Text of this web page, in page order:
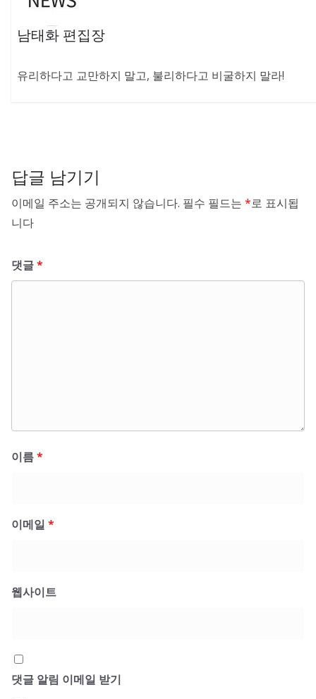
남태화 편집장
유리하다고 교만하지 말고, 불리하다고 비굴하지 말라!
답글 남기기
이메일 주소는 공개되지 않습니다. 필수 필드는 *로 표시됩
니다
댓글*
이름*
이메일 *
웹사이트
댓글 알림 이메일 받기